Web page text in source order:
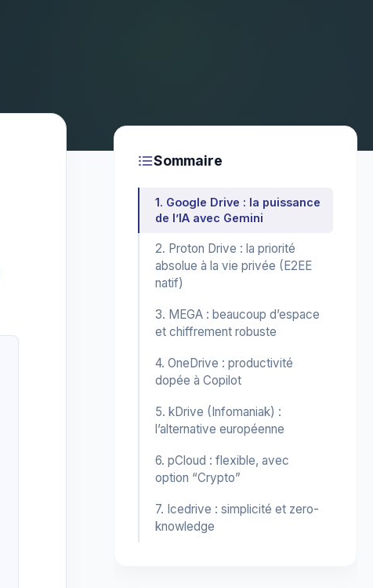
Sommaire
1. Google Drive : la puissance
de l’IA avec Gemini
2. Proton Drive : la priorité
absolue à la vie privée (E2EE
natif)
3. MEGA : beaucoup d’espace
et chiffrement robuste
4. OneDrive : productivité
dopée à Copilot
5. kDrive (Infomaniak) :
l’alternative européenne
6. pCloud : flexible, avec
option “Crypto”
7. Icedrive : simplicité et zero-
knowledge